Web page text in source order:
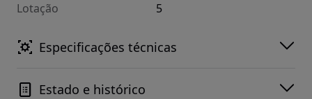
Lotação 5
Especificações técnicas
Estado e histórico